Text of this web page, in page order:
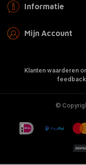
Informatie
Mijn Account
Klanten waarderen
©